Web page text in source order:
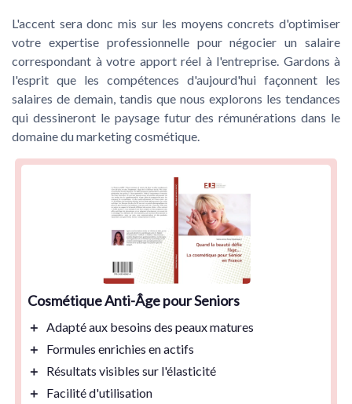
L'accent sera donc mis sur les moyens concrets d'optimiser
votre expertise professionnelle pour négocier un salaire
correspondant à votre apport réel à l'entreprise. Gardons à
l'esprit que les compétences d'aujourd'hui façonnent les
salaires de demain, tandis que nous explorons les tendances
qui dessineront le paysage futur des rémunérations dans le
domaine du marketing cosmétique.
Cosmétique Anti-Âge pour Seniors
＋ Adaptéaux besoins des peaux matures
＋
Formules enrichies en actifs
＋
Résultats visibles sur l'élasticité
＋
Facilité d'utilisation